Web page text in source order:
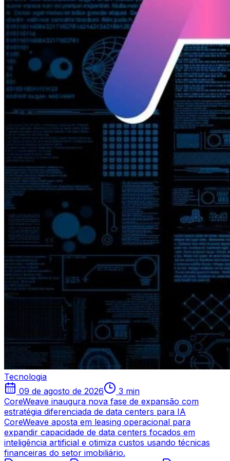
Tecnologia
09 de agosto de 2026
3 min
CoreWeave inaugura nova fase de expansão com
estratégia diferenciada de data centers para IA
CoreWeave aposta em leasing operacional para
expandir capacidade de data centers focados em
inteligência artificial e otimiza custos usando técnicas
financeiras do setor imobiliário.